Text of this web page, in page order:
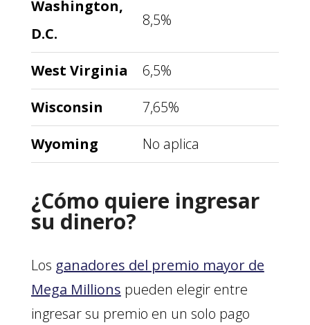
Washington,
D.C.
8,5%
West Virginia
6,5%
Wisconsin
7,65%
Wyoming
No aplica
¿Cómo quiere ingresar
su dinero?
Los ganadores del premio mayor de
Mega Millions pueden elegir entre
ingresar su premio en un solo pago